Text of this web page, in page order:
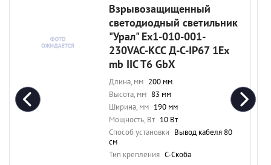
Взрывозащищенный
светодиодный светильник
"Урал" Ex1-010-001-
230VAC-КСС Д-С-IP67 1Ex
mb IIC T6 GbX
Длина, мм 200 мм
Высота, мм 83 мм
Ширина, мм 190 мм
Мощность, Вт 10 Вт
Способ установки Вывод кабеля 80
см
Тип крепления С-Скоба